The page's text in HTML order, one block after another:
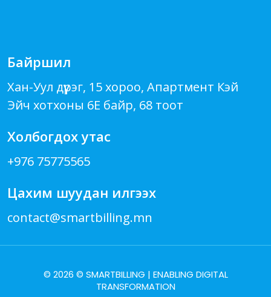
Байршил
Хан-Уул дүүрэг, 15 хороо, Апартмент Кэй
Эйч хотхоны 6Е байр, 68 тоот
Холбогдох утас
+976 75775565
Цахим шуудан илгээх
contact@smartbilling.mn
© 2026 © SMARTBILLING | ENABLING DIGITAL
TRANSFORMATION